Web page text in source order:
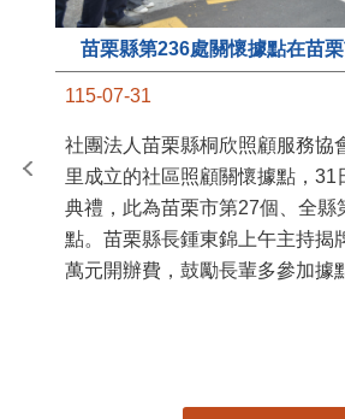
苗栗縣第236處關懷據點在苗
115-07-31
社團法人苗栗縣桐欣照顧服務協
里成立的社區照顧關懷據點，31
典禮，此為苗栗市第27個、全縣
點。苗栗縣長鍾東錦上午主持揭
萬元開辦費，鼓勵長輩多參加據